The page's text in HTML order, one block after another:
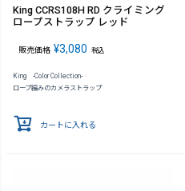
King CCRS108H RD クライミング
ロープストラップ レッド
販売価格 ¥3,080 税込
King -Color Collection-
ロープ編みのカメラストラップ
カートに入れる